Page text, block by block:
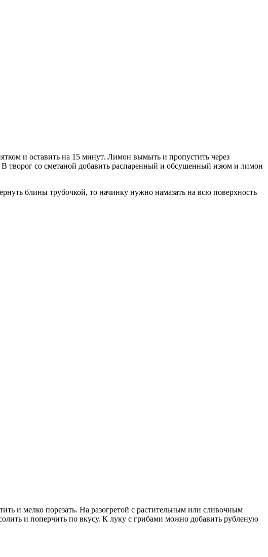
и оставить на 15 минут. Лимон вымыть и пропустить через
В творог со сметаной добавить распаренный и обсушенный изюм и лимон
блины трубочкой, то начинку нужно намазать на всю поверхность
и мелко порезать. На разогретой с растительным или сливочным
и поперчить по вкусу. К луку с грибами можно добавить рубленую